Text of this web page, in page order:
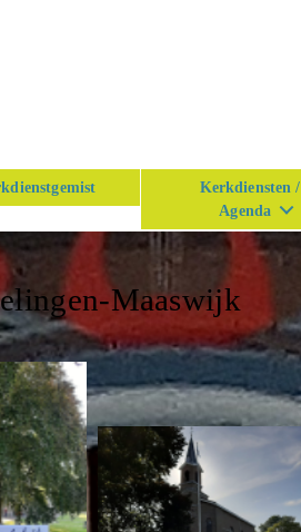
Kerkdiensten /
Agenda
Maaswijk